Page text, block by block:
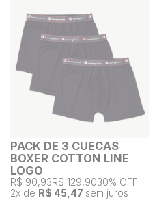
PACK DE 3 CUECAS
BOXER COTTON LINE
LOGO
R$ 90,93R$ 129,9030% OFF
2x de R$ 45,47 sem juros